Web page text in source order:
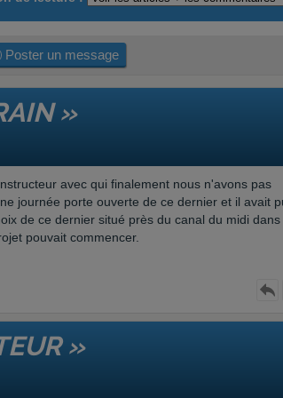
Poster un message
»
avec qui finalement nous n'avons pas
journée porte ouverte de ce dernier et il avait
de ce dernier situé près du canal du midi dans
pouvait commencer.
»